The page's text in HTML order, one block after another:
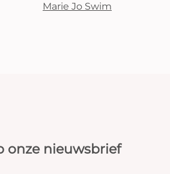
Marie Jo Swim
onze nieuwsbrief